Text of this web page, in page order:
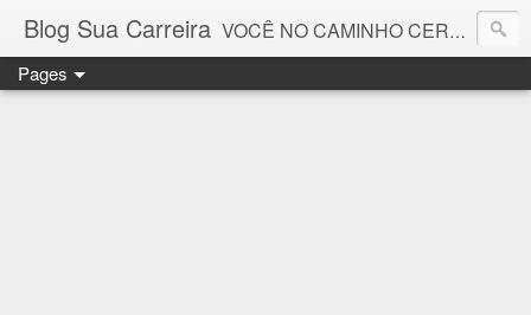
Blog Sua Carreira VOCÊ NO CAMINHO CERTO! 🤓💻🚀
Pages